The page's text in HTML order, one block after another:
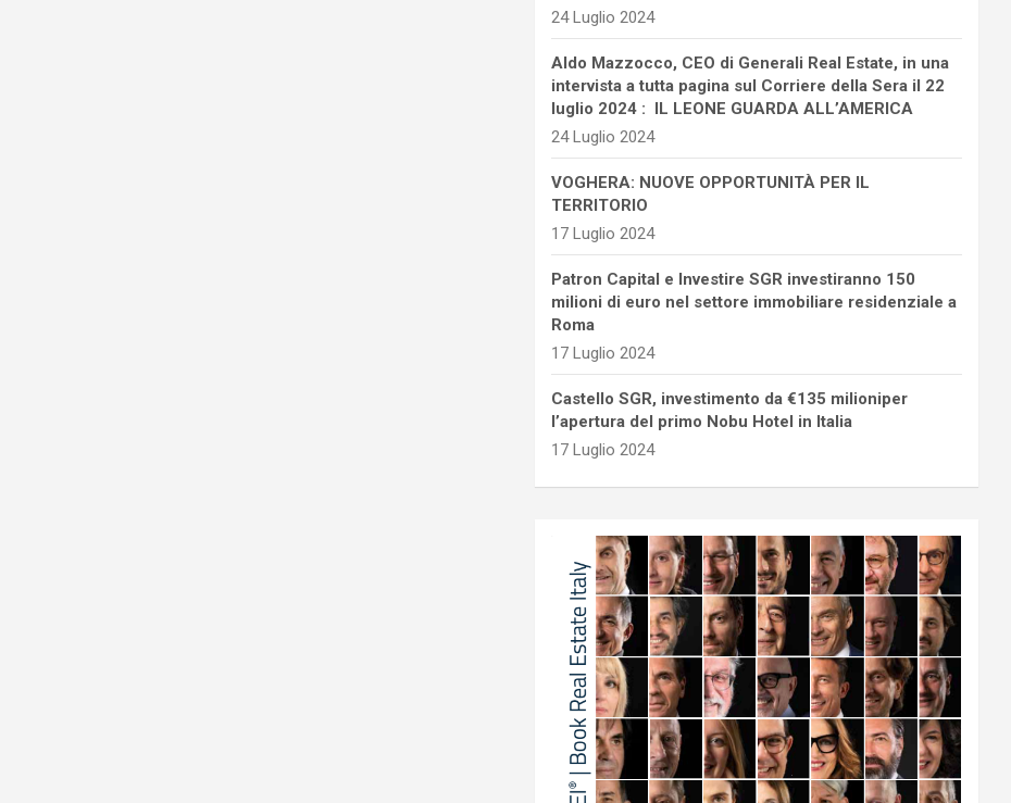
24 Luglio 2024
Aldo Mazzocco, CEO di Generali Real Estate, in una
intervista a tutta pagina sul Corriere della Sera il 22
luglio 2024 : IL LEONE GUARDA ALL’AMERICA
24 Luglio 2024
VOGHERA: NUOVE OPPORTUNITÀ PER IL
TERRITORIO
17 Luglio 2024
Patron Capital e Investire SGR investiranno 150
milioni di euro nel settore immobiliare residenziale a
Roma
17 Luglio 2024
Castello SGR, investimento da €135 milioniper
l’apertura del primo Nobu Hotel in Italia
17 Luglio 2024